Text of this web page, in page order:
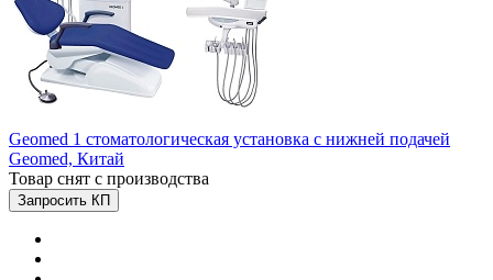
Geomed 1 стоматологическая установка с нижней подачей
Geomed, Китай
Товар снят с производства
Запросить КП